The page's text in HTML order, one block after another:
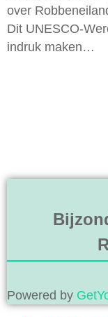
over
Dit UNESCO-
indruk maken…
Powered by